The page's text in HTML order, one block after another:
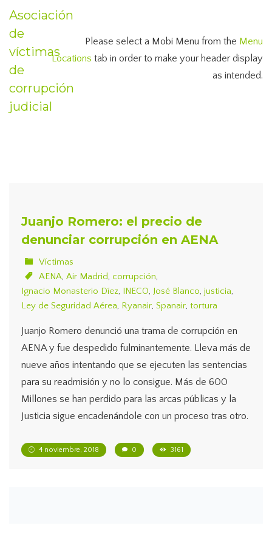
Asociación
de
víctimas
de
corrupción
judicial
Please select a Mobi Menu from the Menu
Locations tab in order to make your header display
as intended.
Juanjo Romero: el precio de
denunciar corrupción en AENA
Víctimas
AENA, Air Madrid, corrupción,
Ignacio Monasterio Díez, INECO, José Blanco, justicia,
Ley de Seguridad Aérea, Ryanair, Spanair, tortura
Juanjo Romero denunció una trama de corrupción en
AENA y fue despedido fulminantemente. Lleva más de
nueve años intentando que se ejecuten las sentencias
para su readmisión y no lo consigue. Más de 600
Millones se han perdido para las arcas públicas y la
Justicia sigue encadenándole con un proceso tras otro.
4 noviembre, 2018 0 3161